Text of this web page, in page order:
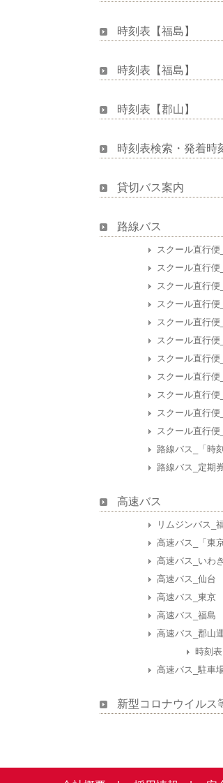
時刻表【福島】
時刻表【福島】
時刻表【郡山】
時刻表検索・発着時
貸切バス案内
路線バス
スクール直行
スクール直行
スクール直行
スクール直行
スクール直行
スクール直行
スクール直行
スクール直行便
スクール直行便
スクール直行
スクール直行便
路線バス_「時
路線バス_定期
高速バス
リムジンバス_
高速バス_「東
高速バス_いわ
高速バス_仙台
高速バス_東京
高速バス_福島
高速バス_郡山
時刻
高速バス_駐車
新型コロナウイルス